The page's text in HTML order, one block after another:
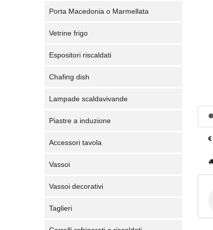
Porta Macedonia o Marmellata
Vetrine frigo
Espositori riscaldati
Chafing dish
Lampade scaldavivande
Piastre a induzione
Accessori tavola
Vassoi
Vassoi decorativi
Taglieri